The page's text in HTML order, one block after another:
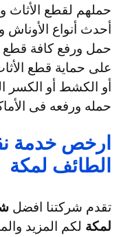
حملهم لقطع الأثاث
أحدث أنواع
حمل ورفع كافة قطع
على حماية قطع
أو الكشط أو الكسر
حمله ورفعه فى
ارخص خدمة
الطائف لمكة
تقدم شركتنا افضل
لمكة لكم المزيد